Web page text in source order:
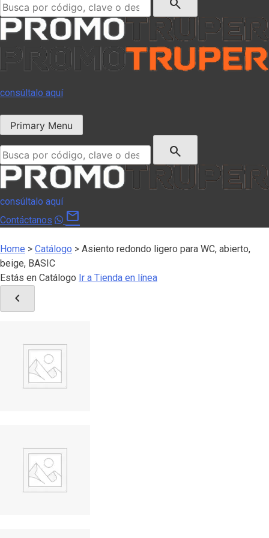
consúltalo aquí
Primary Menu
search
consúltalo aquí
Contáctanos
mail
Home > Catálogo > Asiento redondo ligero para WC, abierto,
beige, BASIC
Estás en Catálogo Ir a Tienda en línea
chevron_left